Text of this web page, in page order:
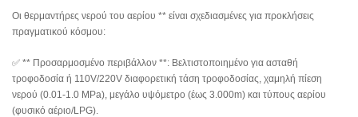
Οι θερμαντήρες νερού του αερίου ** είναι σχεδιασμένες για προκλήσεις
πραγματικού κόσμου:
✅ ** Προσαρμοσμένο περιβάλλον **: Βελτιστοποιημένο για ασταθή
τροφοδοσία ή 110V/220V διαφορετική τάση τροφοδοσίας, χαμηλή πίεση
νερού (0.01-1.0 MPa), μεγάλο υψόμετρο (έως 3.000m) και τύπους αερίου
(φυσικό αέριο/LPG).